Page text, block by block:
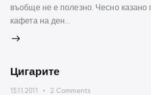
въобще не е полезно. Чесно казано
кафета на ден…
Цигарите
15.11.2011 2 Comments